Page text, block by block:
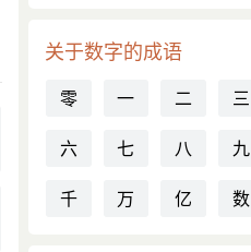
关于数字的成语
零 一 二 三
六
七 八 九
千
万 亿 数